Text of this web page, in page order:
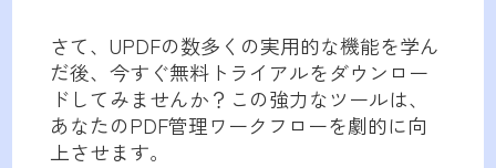
さて、UPDFの数多くの実用的な機能を学ん
だ後、今すぐ無料トライアルをダウンロー
ドしてみませんか？この強力なツールは、
あなたのPDF管理ワークフローを劇的に向
上させます。